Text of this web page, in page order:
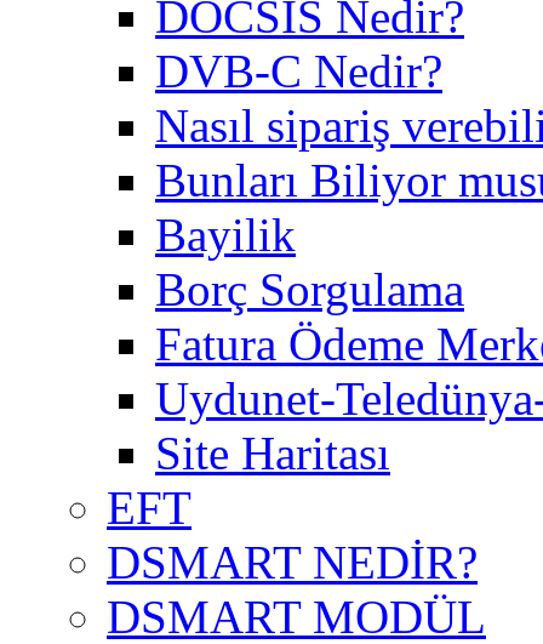
DOCSIS Nedir?
DVB-C Nedir?
Nasıl sipariş
Bunları Biliyor
Bayilik
Borç Sorgulama
Fatura Ödeme
Uydunet-
Site Haritası
EFT
DSMART NEDİR?
DSMART MODÜL